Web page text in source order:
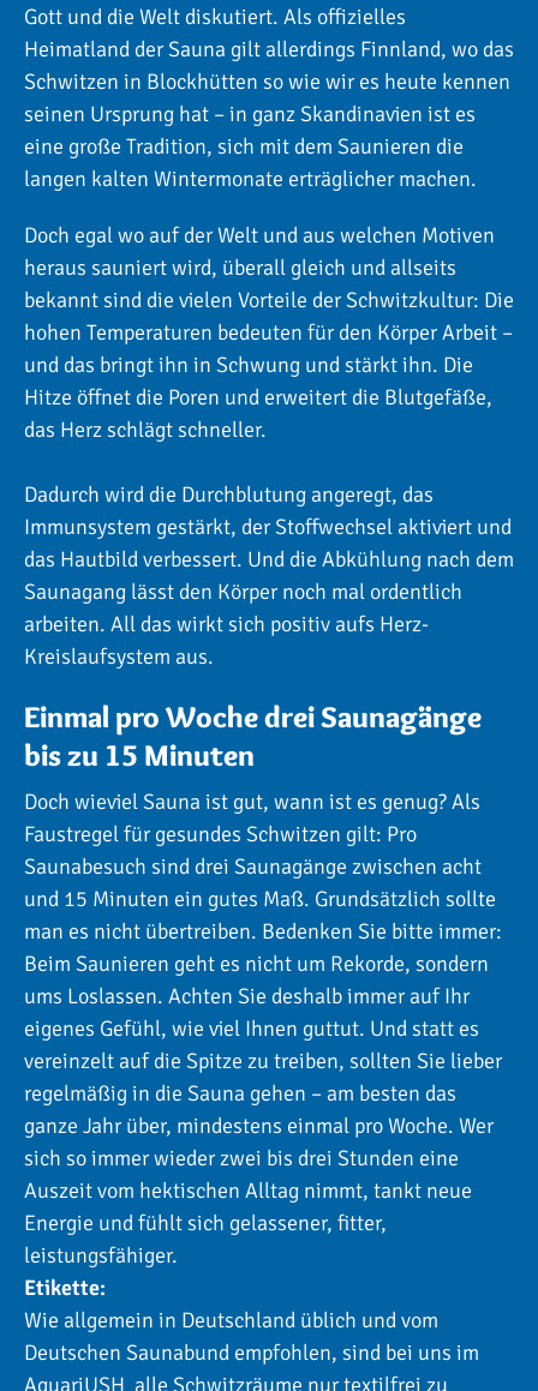
Gott und die Welt diskutiert. Als offizielles
Heimatland der Sauna gilt allerdings Finnland, wo das
Schwitzen in Blockhütten so wie wir es heute kennen
seinen Ursprung hat – in ganz Skandinavien ist es
eine große Tradition, sich mit dem Saunieren die
langen kalten Wintermonate erträglicher machen.
Doch egal wo auf der Welt und aus welchen Motiven
heraus sauniert wird, überall gleich und allseits
bekannt sind die vielen Vorteile der Schwitzkultur: Die
hohen Temperaturen bedeuten für den Körper Arbeit –
und das bringt ihn in Schwung und stärkt ihn. Die
Hitze öffnet die Poren und erweitert die Blutgefäße,
das Herz schlägt schneller.
Dadurch wird die Durchblutung angeregt, das
Immunsystem gestärkt, der Stoffwechsel aktiviert und
das Hautbild verbessert. Und die Abkühlung nach dem
Saunagang lässt den Körper noch mal ordentlich
arbeiten. All das wirkt sich positiv aufs Herz-
Kreislaufsystem aus.
Einmal pro Woche drei Saunagänge
bis zu 15 Minuten
Doch wieviel Sauna ist gut, wann ist es genug? Als
Faustregel für gesundes Schwitzen gilt: Pro
Saunabesuch sind drei Saunagänge zwischen acht
und 15 Minuten ein gutes Maß. Grundsätzlich sollte
man es nicht übertreiben. Bedenken Sie bitte immer:
Beim Saunieren geht es nicht um Rekorde, sondern
ums Loslassen. Achten Sie deshalb immer auf Ihr
eigenes Gefühl, wie viel Ihnen guttut. Und statt es
vereinzelt auf die Spitze zu treiben, sollten Sie lieber
regelmäßig in die Sauna gehen – am besten das
ganze Jahr über, mindestens einmal pro Woche. Wer
sich so immer wieder zwei bis drei Stunden eine
Auszeit vom hektischen Alltag nimmt, tankt neue
Energie und fühlt sich gelassener, fitter,
leistungsfähiger.
Etikette:
Wie allgemein in Deutschland üblich und vom
Deutschen Saunabund empfohlen, sind bei uns im
AquariUSH alle Schwitzräume nur textilfrei zu